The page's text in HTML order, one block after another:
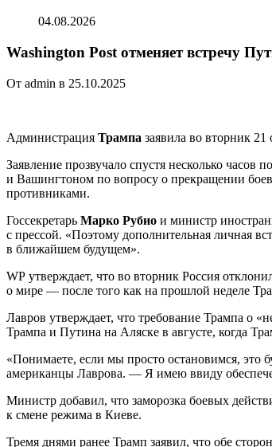
04.08.2026
Washington Post отменяет встречу
От admin в 25.10.2025
Администрация Трампа заявила во вторник 21
Заявление прозвучало спустя несколько часов
и Вашингтоном по вопросу о прекращении
противниками.
Госсекретарь Марко Рубио и министр
с прессой. «Поэтому дополнительная личная
в ближайшем будущем».
WP утверждает, что во вторник Россия
о мире — после того как на прошлой неделе
Лавров утверждает, что требование Трампа о
Трампа и Путина на Аляске в августе, когда
«Понимаете, если мы просто остановимся, это
американцы Лаврова. — Я имею ввиду
Министр добавил, что заморозка боевых
к смене режима в Киеве.
Тремя днями ранее Трамп заявил, что обе